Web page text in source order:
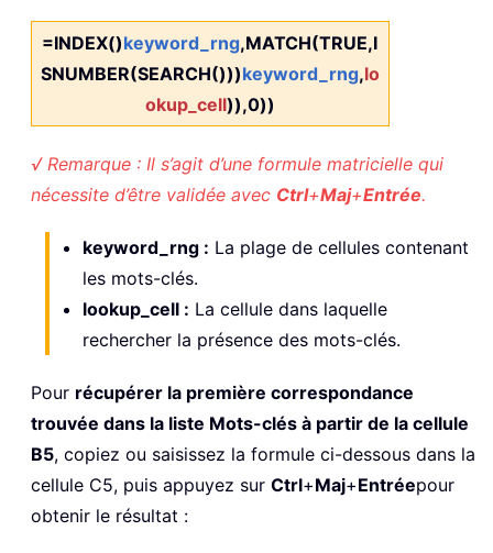
=INDEX()keyword_rng,MATCH(TRUE,I
SNUMBER(SEARCH()))keyword_rng,lo
okup_cell)),0))
√ Remarque : Il s’agit d’une formule matricielle qui
nécessite d’être validée avec Ctrl+Maj+Entrée.
keyword_rng : La plage de cellules contenant
les mots-clés.
lookup_cell : La cellule dans laquelle
rechercher la présence des mots-clés.
Pour récupérer la première correspondance
trouvée dans la liste Mots-clés à partir de la cellule
B5, copiez ou saisissez la formule ci-dessous dans la
cellule C5, puis appuyez sur Ctrl+Maj+Entréepour
obtenir le résultat :